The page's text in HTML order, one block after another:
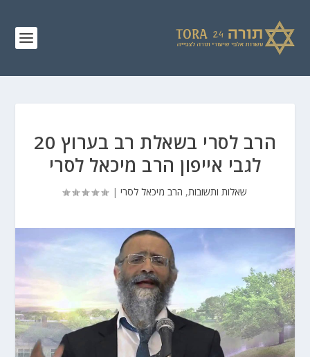
הרב לסרי בשאלת רב בערוץ 20
לגבי אייפון הרב מיכאל לסרי
שאלות ותשובות, הרב מיכאל לסרי |